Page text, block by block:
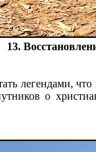
13.
легендами,
о